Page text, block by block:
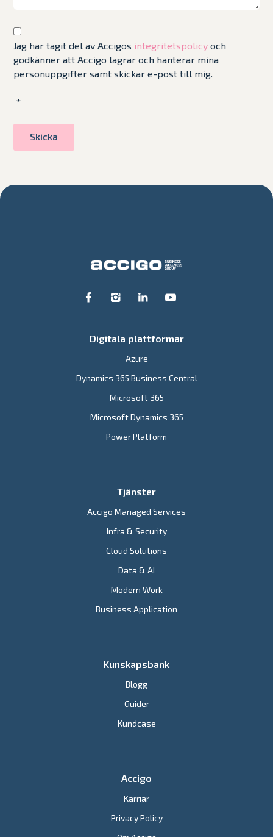
Jag har tagit del av Accigos integritetspolicy och
godkänner att Accigo lagrar och hanterar mina
personuppgifter samt skickar e-post till mig.
*
Digitala plattformar
Azure
Dynamics 365 Business Central
Microsoft 365
Microsoft Dynamics 365
Power Platform
Tjänster
Accigo Managed Services
Infra & Security
Cloud Solutions
Data & AI
Modern Work
Business Application
Kunskapsbank
Blogg
Guider
Kundcase
Accigo
Karriär
Privacy Policy